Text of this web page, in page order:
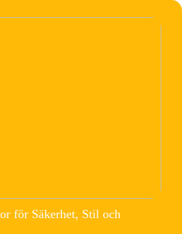
för Säkerhet, Stil och